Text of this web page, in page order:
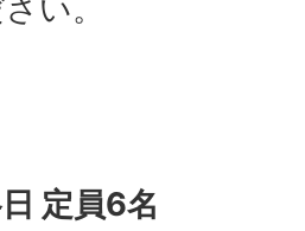
い。
定員6名